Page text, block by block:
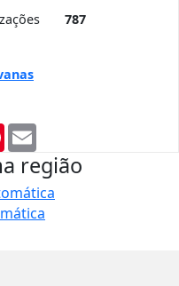
787
Pinterest
região